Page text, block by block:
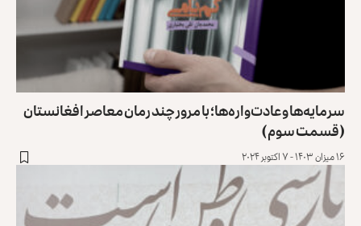
سرمایه‌ها و عادت‌واره‌ها؛ با مرور چند رمان معاصر افغانستان
(قسمت سوم)
۱۶ میزان ۱۴۰۳ - ۷ اکتوبر ۲۰۲۴